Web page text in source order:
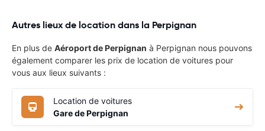
Autres lieux de location dans la Perpignan
En plus de Aéroport de Perpignan à Perpignan nous pouvons
également comparer les prix de location de voitures pour
vous aux lieux suivants :
Location de voitures
Gare de Perpignan